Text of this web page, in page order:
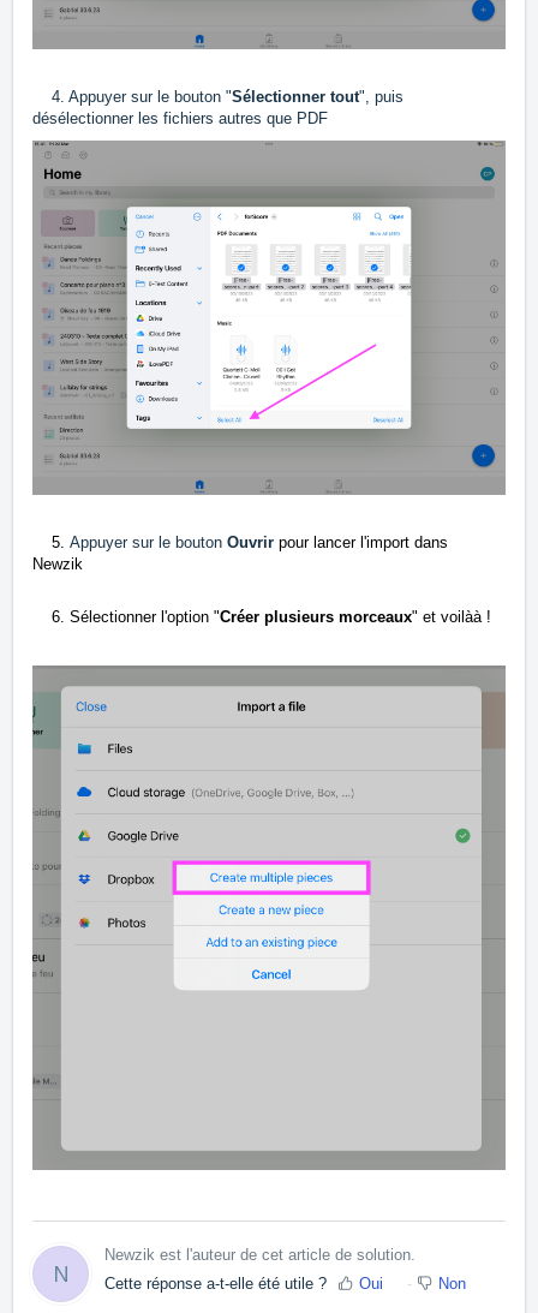
4. Appuyer sur le bouton "Sélectionner tout", puis
désélectionner les fichiers autres que PDF
5. Appuyer sur le bouton Ouvrir pour lancer l'import dans
Newzik
6. Sélectionner l'option "Créer plusieurs morceaux" et voilàà !
N
Newzik est l'auteur de cet article de solution.
Cette réponse a-t-elle été utile ?
Oui Non